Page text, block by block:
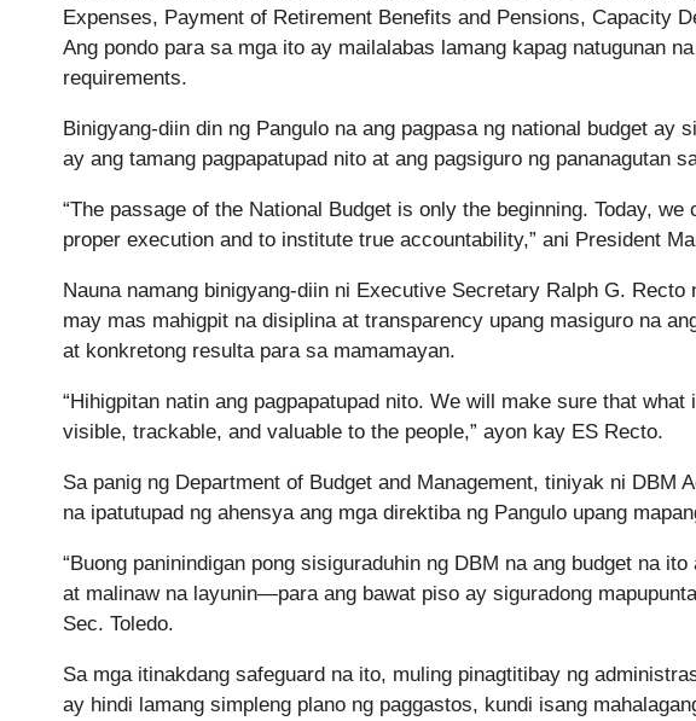
Expenses, Payment of Retirement Benefits and Pensions, Capacity
Ang pondo para sa mga ito ay mailalabas lamang kapag natugunan
requirements.
Binigyang-diin din ng Pangulo na ang pagpasa ng national budget ay
ay ang tamang pagpapatupad nito at ang pagsiguro ng pananagutan
“The passage of the National Budget is only the beginning. Today,
proper execution and to institute true accountability,” ani President
Nauna namang binigyang-diin ni Executive Secretary Ralph G. Recto
may mas mahigpit na disiplina at transparency upang masiguro na
at konkretong resulta para sa mamamayan.
“Hihigpitan natin ang pagpapatupad nito. We will make sure that
visible, trackable, and valuable to the people,” ayon kay ES Recto.
Sa panig ng Department of Budget and Management, tiniyak ni DBM
na ipatutupad ng ahensya ang mga direktiba ng Pangulo upang
“Buong paninindigan pong sisiguraduhin ng DBM na ang budget na
at malinaw na layunin—para ang bawat piso ay siguradong
Sec. Toledo.
Sa mga itinakdang safeguard na ito, muling pinagtitibay ng
ay hindi lamang simpleng plano ng paggastos, kundi isang